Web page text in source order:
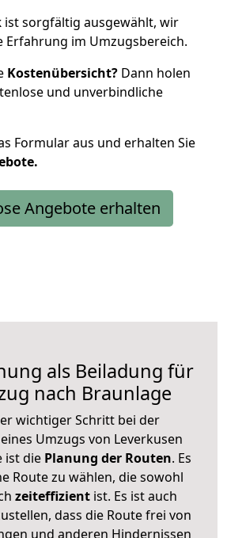
ist sorgfältig ausgewählt, wir
Erfahrung im Umzugsbereich.
Kostenübersicht? Dann holen
und unverbindliche
Formular aus und erhalten Sie
Angebote erhalten
als Beiladung für
nach Braunlage
wichtiger Schritt bei der
Umzugs von Leverkusen
ist die Planung der Routen. Es
Route zu wählen, die sowohl
zeiteffizientist. Es ist auch
dass die Route frei von
und anderen Hindernissen